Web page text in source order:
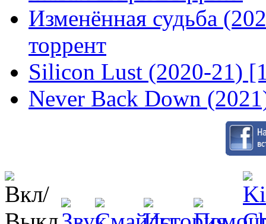
Изменённая судьба
торрент
Silicon Lust (2020-21)
Never Back Down